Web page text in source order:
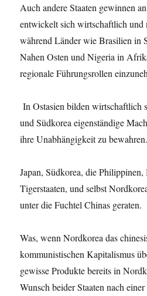
Auch andere Staaten gewinnen
entwickelt sich wirtschaftlich und
während Länder wie Brasilien in
Nahen Osten und Nigeria in
regionale Führungsrollen
In Ostasien bilden wirtschaftlich
und Südkorea eigenständige
ihre Unabhängigkeit zu bewahren.
Japan, Südkorea, die Philippinen,
Tigerstaaten, und selbst
unter die Fuchtel Chinas geraten.
Was, wenn Nordkorea das
kommunistischen Kapitalismus
gewisse Produkte bereits in
Wunsch beider Staaten nach